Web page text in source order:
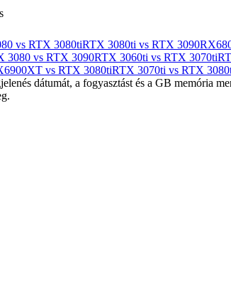
vs RTX 3080tiRTX 3080ti vs RTX 3090
3080 vs RTX 3090RTX 3060ti vs RTX 3070ti
vs RTX 3080tiRTX 3070ti vs RTX
dátumát, a fogyasztást és a GB memória